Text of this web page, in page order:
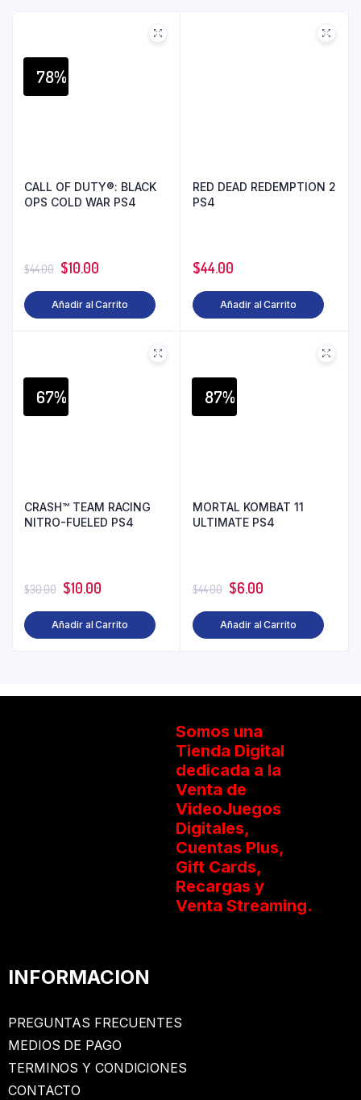
78%
CALL OF DUTY®: BLACK
OPS COLD WAR PS4
$44.00 $10.00
Añadir al Carrito
RED DEAD REDEMPTION 2
PS4
$44.00
Añadir al Carrito
67%
CRASH™ TEAM RACING
NITRO-FUELED PS4
$30.00 $10.00
Añadir al Carrito
87%
MORTAL KOMBAT 11
ULTIMATE PS4
$44.00 $6.00
Añadir al Carrito
Somos una
Tienda Digital
dedicada a la
Venta de
VideoJuegos
Digitales,
Cuentas Plus,
Gift Cards,
Recargas y
Venta Streaming.
INFORMACION
PREGUNTAS FRECUENTES
MEDIOS DE PAGO
TERMINOS Y CONDICIONES
CONTACTO